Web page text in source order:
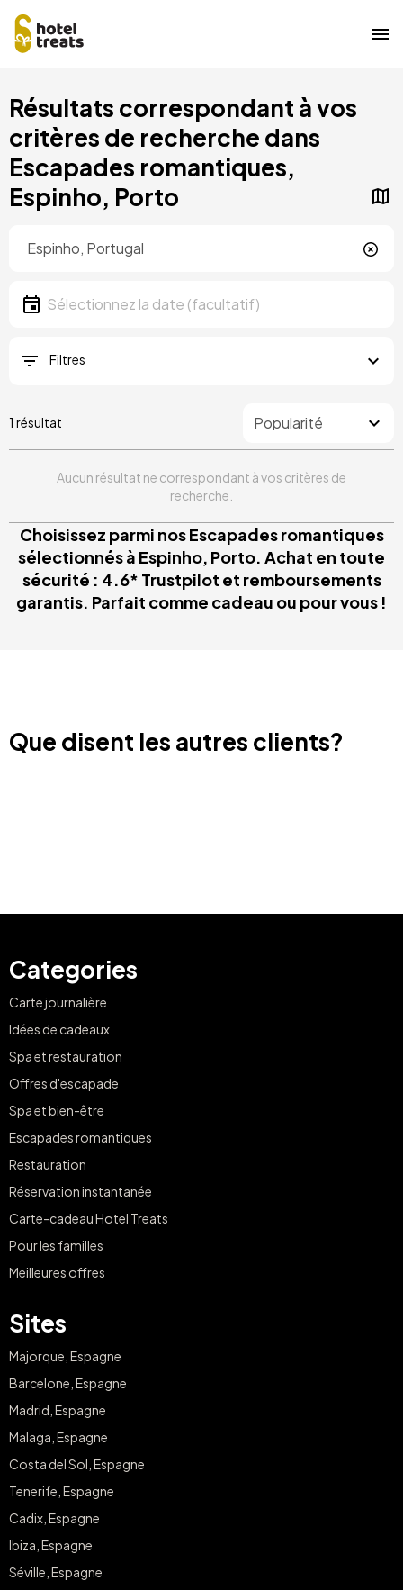
au
contenu
principal
Résultats correspondant à vos
critères de recherche dans
Escapades romantiques,
Espinho, Porto
Date
Sélectionnez la date
Filtres
1 résultat
Aucun résultat ne correspondant à vos critères de
recherche.
Choisissez parmi nos Escapades romantiques
sélectionnés à Espinho, Porto. Achat en toute
sécurité : 4.6* Trustpilot et remboursements
garantis. Parfait comme cadeau ou pour vous !
Que disent les autres clients?
Categories
Carte journalière
Idées de cadeaux
Spa et restauration
Offres d'escapade
Spa et bien-être
Escapades romantiques
Restauration
Réservation instantanée
Carte-cadeau Hotel Treats
Pour les familles
Meilleures offres
Sites
Majorque, Espagne
Barcelone, Espagne
Madrid, Espagne
Malaga, Espagne
Costa del Sol, Espagne
Tenerife, Espagne
Cadix, Espagne
Ibiza, Espagne
Séville, Espagne